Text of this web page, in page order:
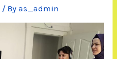
/ Byas_admin